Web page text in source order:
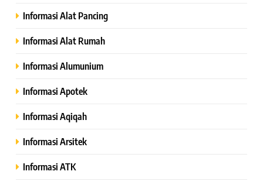
Informasi Alat Pancing
Informasi Alat Rumah
Informasi Alumunium
Informasi Apotek
Informasi Aqiqah
Informasi Arsitek
Informasi ATK